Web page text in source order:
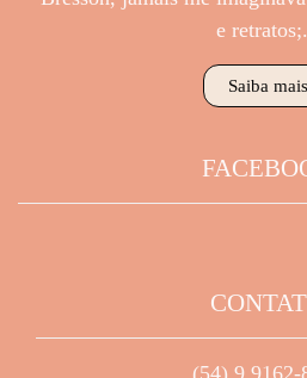
e
Saiba mais
(54) 9 9162-